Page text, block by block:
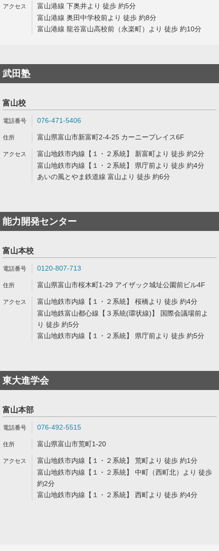
富山港線 下奥井より 徒歩 約5分
富山港線 奥田中学校前より 徒歩 約8分
富山港線 龍谷富山高校前（永楽町）より 徒歩 約10分
武田塾
富山校
076-471-5406
富山県富山市新富町2-4-25 カーニープレイス6F
富山地鉄市内線【１・２系統】 新富町より 徒歩 約2分
富山地鉄市内線【１・２系統】 県庁前より 徒歩 約4分
あいの風とやま鉄道線 富山より 徒歩 約6分
能力開発センター
富山本校
0120-807-713
富山県富山市桜木町1-29 アイザック城址公園前ビル4F
富山地鉄市内線【１・２系統】 桜橋より 徒歩 約4分
富山地鉄富山都心線【３系統(環状線)】 国際会議場前よ
り 徒歩 約5分
富山地鉄市内線【１・２系統】 県庁前より 徒歩 約5分
東大進学会
富山本部
076-492-5515
富山県富山市荒町1-20
富山地鉄市内線【１・２系統】 荒町より 徒歩 約1分
富山地鉄市内線【１・２系統】 中町（西町北）より 徒歩
約2分
富山地鉄市内線【１・２系統】 西町より 徒歩 約4分